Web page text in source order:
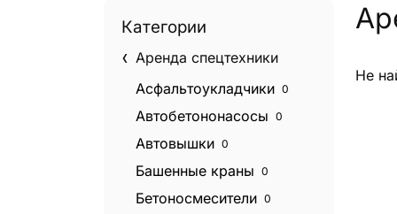
Категории
Аренда спецтехники
Асфальтоукладчики 0
Автобетононасосы 0
Автовышки 0
Башенные краны 0
Бетоносмесители 0
Не